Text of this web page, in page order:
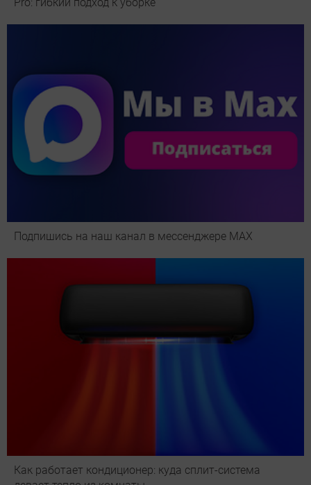
Подпишись на наш канал в мессенджере МАХ
Как работает кондиционер: куда сплит-система